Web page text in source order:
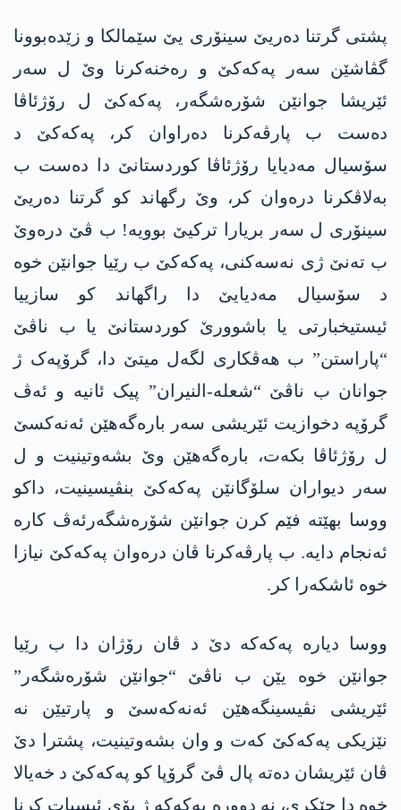
پشتی گرتنا دەریێ سینۆری یێ سێمالکا و زێدەبوونا
گڤاشێن سەر پەکەکێ و رەخنەکرنا وێ ل سەر
ئێریشا جوانێن شۆرەشگەر، پەکەکێ ل رۆژئاڤا
دەست ب پارڤەکرنا دەراوان کر، پەکەکێ د
سۆسیال مەدیایا رۆژئاڤا کوردستانێ دا دەست ب
بەلاڤکرنا درەوان کر، وێ رگهاند کو گرتنا دەریێ
سینۆری ل سەر بریارا ترکیێ بوویە! ب ڤێ درەوێ
ب تەنێ ژی نەسەکنی، پەکەکێ ب رێیا جوانێن خوە
د سۆسیال مەدیایێ دا راگهاند کو سازییا
ئیستیخبارتی یا باشوورێ کوردستانێ یا ب ناڤێ
“پاراستن” ب هەڤکاری لگەل میتێ دا، گرۆپەک ژ
جوانان ب ناڤێ “شعلە-النیران” پیک ئانیە و ئەڤ
گرۆپە دخوازیت ئێریشی سەر بارەگەهێن ئەنەکسێ
ل رۆژئاڤا بکەت، بارەگەهێن وێ بشەوتینیت و ل
سەر دیواران سلۆگانێن پەکەکێ بنڤیسینیت، داکو
ووسا بهێتە فێم کرن جوانێن شۆرەشگەرئەڤ کارە
ئەنجام دایە. ب پارڤەکرنا ڤان درەوان پەکەکێ نیازا
خوە ئاشکەرا کر.
ووسا دیارە پەکەکە دێ د ڤان رۆژان دا ب رێیا
جوانێن خوە یێن ب ناڤێ “جوانێن شۆرەشگەر”
ئێریشی نڤیسینگەهێن ئەنەکەسێ و پارتیێن نە
نێزیکی پەکەکێ کەت و وان بشەوتینیت، پشترا دێ
ڤان ئێریشان دەتە پال ڤێ گرۆپا کو پەکەکێ د خەیالا
خوە دا چێکری، نە دوورە پەکەکە ژ بۆی ئیسبات کرنا